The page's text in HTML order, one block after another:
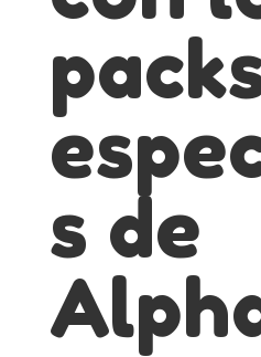
s de